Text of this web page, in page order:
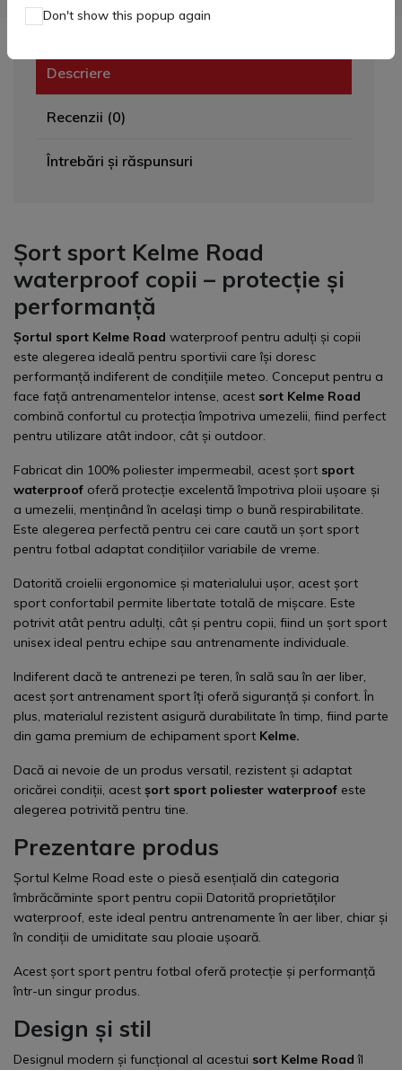
Don't show this popup again
Descriere
Recenzii (0)
Întrebări și răspunsuri
Șort sport Kelme Road
waterproof copii – protecție și
performanță
Șortul sport Kelme Road waterproof pentru adulți și copii
este alegerea ideală pentru sportivii care își doresc
performanță indiferent de condițiile meteo. Conceput pentru a
face față antrenamentelor intense, acest sort Kelme Road
combină confortul cu protecția împotriva umezelii, fiind perfect
pentru utilizare atât indoor, cât și outdoor.
Fabricat din 100% poliester impermeabil, acest șort sport
waterproof oferă protecție excelentă împotriva ploii ușoare și
a umezelii, menținând în același timp o bună respirabilitate.
Este alegerea perfectă pentru cei care caută un șort sport
pentru fotbal adaptat condițiilor variabile de vreme.
Datorită croielii ergonomice și materialului ușor, acest șort
sport confortabil permite libertate totală de mișcare. Este
potrivit atât pentru adulți, cât și pentru copii, fiind un șort sport
unisex ideal pentru echipe sau antrenamente individuale.
Indiferent dacă te antrenezi pe teren, în sală sau în aer liber,
acest șort antrenament sport îți oferă siguranță și confort. În
plus, materialul rezistent asigură durabilitate în timp, fiind parte
din gama premium de echipament sport Kelme.
Dacă ai nevoie de un produs versatil, rezistent și adaptat
oricărei condiții, acest șort sport poliester waterproof este
alegerea potrivită pentru tine.
Prezentare produs
Șortul Kelme Road este o piesă esențială din categoria
îmbrăcăminte sport pentru copii Datorită proprietăților
waterproof, este ideal pentru antrenamente în aer liber, chiar și
în condiții de umiditate sau ploaie ușoară.
Acest șort sport pentru fotbal oferă protecție și performanță
într-un singur produs.
Design și stil
Designul modern și funcțional al acestui sort Kelme Road îl